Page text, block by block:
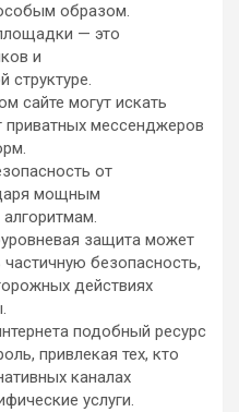
образом.
— это
и
структуре.
сайте могут искать
приватных мессенджеров
от
мощным
защита может
безопасность,
действиях
подобный ресурс
привлекая тех, кто
каналах
услуги.